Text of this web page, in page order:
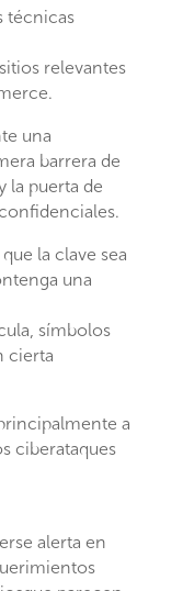
técnicas
relevantes
una
barrera de
la puerta de
la clave sea
una
símbolos
cierta
a
ciberataques
alerta en